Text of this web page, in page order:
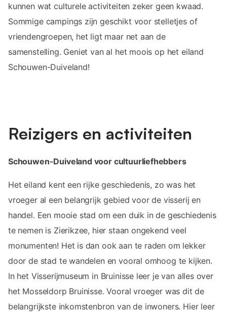
kunnen wat culturele activiteiten zeker geen kwaad.
Sommige campings zijn geschikt voor stelletjes of
vriendengroepen, het ligt maar net aan de
samenstelling. Geniet van al het moois op het eiland
Schouwen-Duiveland!
Reizigers en activiteiten
Schouwen-Duiveland voor cultuurliefhebbers
Het eiland kent een rijke geschiedenis, zo was het
vroeger al een belangrijk gebied voor de visserij en
handel. Een mooie stad om een duik in de geschiedenis
te nemen is Zierikzee, hier staan ongekend veel
monumenten! Het is dan ook aan te raden om lekker
door de stad te wandelen en vooral omhoog te kijken.
In het Visserijmuseum in Bruinisse leer je van alles over
het Mosseldorp Bruinisse. Vooral vroeger was dit de
belangrijkste inkomstenbron van de inwoners. Hier leer